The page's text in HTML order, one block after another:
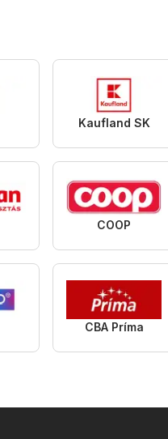
Kaufland SK
COOP
CBA Príma